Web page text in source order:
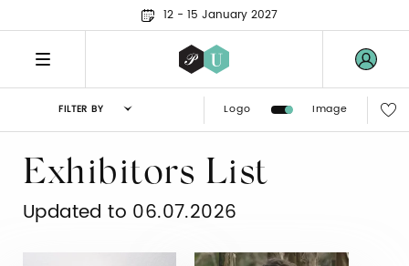
12 - 15 January 2027
FILTER BY Logo Image
Exhibitors List
Updated to 06.07.2026